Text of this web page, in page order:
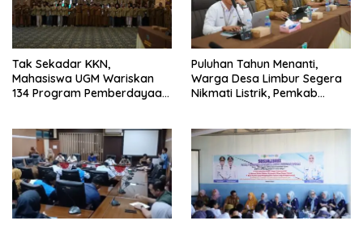
Tak Sekadar KKN,
Mahasiswa UGM Wariskan
134 Program Pemberdayaan
Puluhan Tahun Menanti,
Warga Desa Limbur Segera
Nikmati Listrik, Pemkab